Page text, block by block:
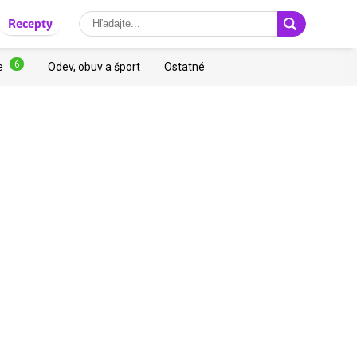
Recepty
6 Odev, obuv a šport Ostatné